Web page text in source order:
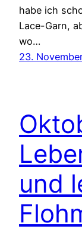
habe ich
Lace-Garn,
wo…
23.
und